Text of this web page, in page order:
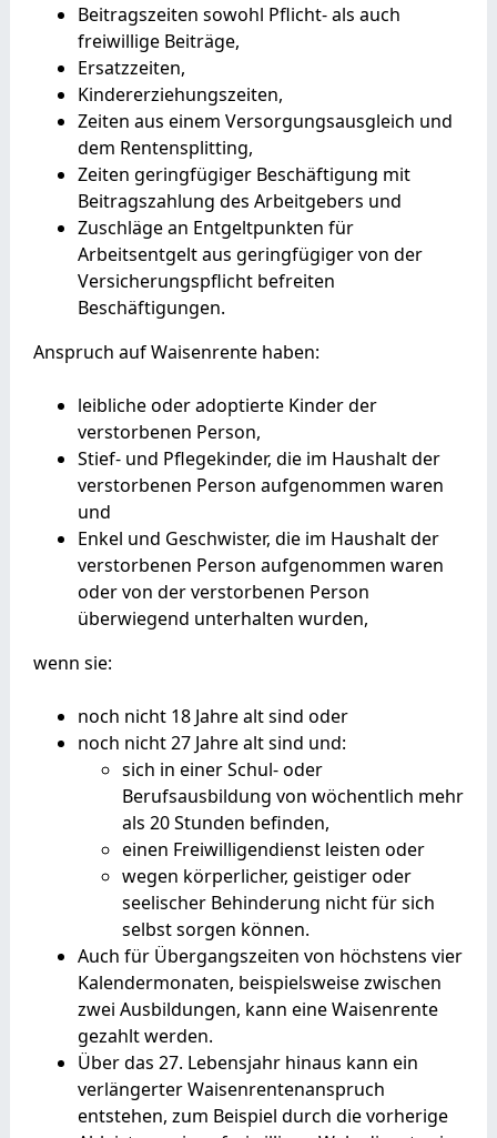
Beitragszeiten sowohl Pflicht- als auch
freiwillige Beiträge,
Ersatzzeiten,
Kindererziehungszeiten,
Zeiten aus einem Versorgungsausgleich und
dem Rentensplitting,
Zeiten geringfügiger Beschäftigung mit
Beitragszahlung des Arbeitgebers und
Zuschläge an Entgeltpunkten für
Arbeitsentgelt aus geringfügiger von der
Versicherungspflicht befreiten
Beschäftigungen.
Anspruch auf Waisenrente haben:
leibliche oder adoptierte Kinder der
verstorbenen Person,
Stief- und Pflegekinder, die im Haushalt der
verstorbenen Person aufgenommen waren
und
Enkel und Geschwister, die im Haushalt der
verstorbenen Person aufgenommen waren
oder von der verstorbenen Person
überwiegend unterhalten wurden,
wenn sie:
noch nicht 18 Jahre alt sind oder
noch nicht 27 Jahre alt sind und:
sich in einer Schul- oder
Berufsausbildung von wöchentlich mehr
als 20 Stunden befinden,
einen Freiwilligendienst leisten oder
wegen körperlicher, geistiger oder
seelischer Behinderung nicht für sich
selbst sorgen können.
Auch für Übergangszeiten von höchstens vier
Kalendermonaten, beispielsweise zwischen
zwei Ausbildungen, kann eine Waisenrente
gezahlt werden.
Über das 27. Lebensjahr hinaus kann ein
verlängerter Waisenrentenanspruch
entstehen, zum Beispiel durch die vorherige